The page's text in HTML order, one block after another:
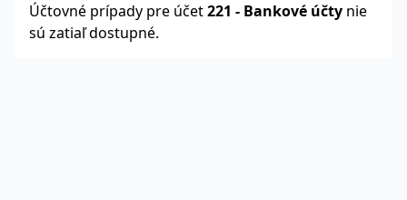
Účtovné prípady pre účet221 - Bankové účty nie
sú zatiaľ dostupné.